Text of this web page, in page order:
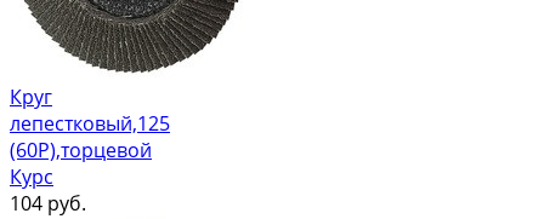
Круг
лепестковый,125
(60Р),торцевой
Курс
104 руб.